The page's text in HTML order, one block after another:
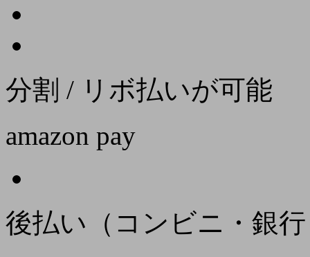
分割 / リボ払いが可能
amazon pay
後払い（コンビニ・銀